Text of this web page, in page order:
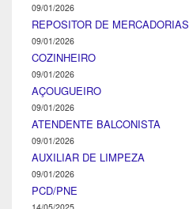
09/01/2026
REPOSITOR DE MERCADORIAS
09/01/2026
COZINHEIRO
09/01/2026
AÇOUGUEIRO
09/01/2026
ATENDENTE BALCONISTA
09/01/2026
AUXILIAR DE LIMPEZA
09/01/2026
PCD/PNE